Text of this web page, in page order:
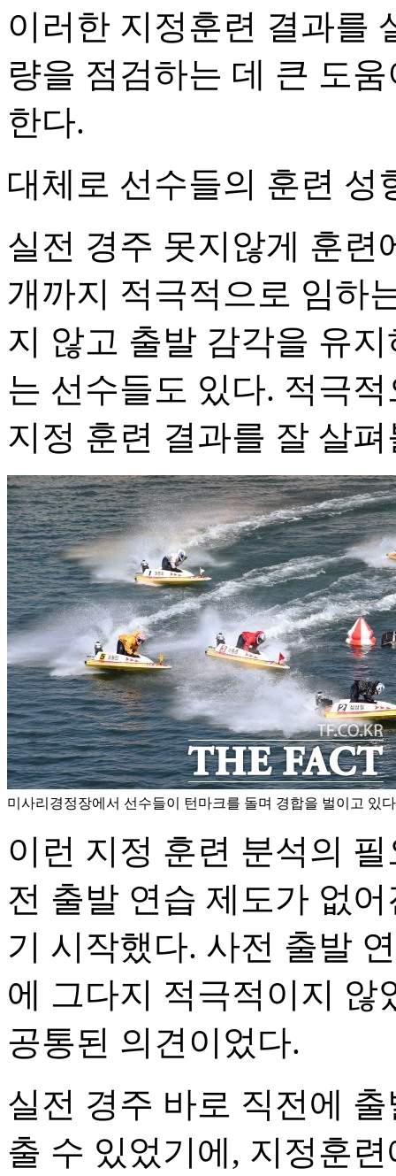
이러한 지정훈련 결과를
량을 점검하는 데 큰 도
한다.
대체로 선수들의 훈련 성
실전 경주 못지않게 훈련
개까지 적극적으로 임하
지 않고 출발 감각을 유
는 선수들도 있다. 적극
지정 훈련 결과를 잘 살
미사리경정장에서 선수들이 턴마크를 돌며 경합을 벌이고 있
이런 지정 훈련 분석의
전 출발 연습 제도가 없
기 시작했다. 사전 출발
에 그다지 적극적이지 않
공통된 의견이었다.
실전 경주 바로 직전에
출 수 있었기에, 지정훈